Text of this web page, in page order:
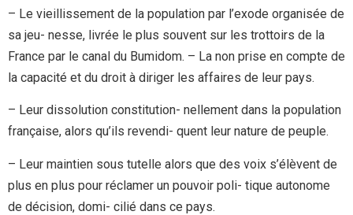
– Le vieillissement de la population par l’exode organisée de
sa jeu- nesse, livrée le plus souvent sur les trottoirs de la
France par le canal du Bumidom. – La non prise en compte de
la capacité et du droit à diriger les affaires de leur pays.
– Leur dissolution constitution- nellement dans la population
française, alors qu’ils revendi- quent leur nature de peuple.
– Leur maintien sous tutelle alors que des voix s’élèvent de
plus en plus pour réclamer un pouvoir poli- tique autonome
de décision, domi- cilié dans ce pays.